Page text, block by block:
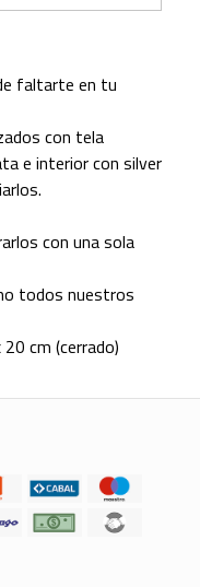
faltarte en tu
con tela
e interior con silver
con una sola
todos nuestros
cm (cerrado)